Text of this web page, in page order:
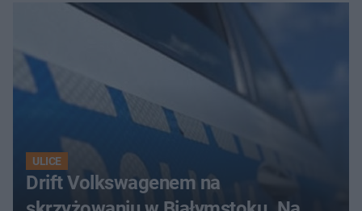
ULICE
Drift Volkswagenem na